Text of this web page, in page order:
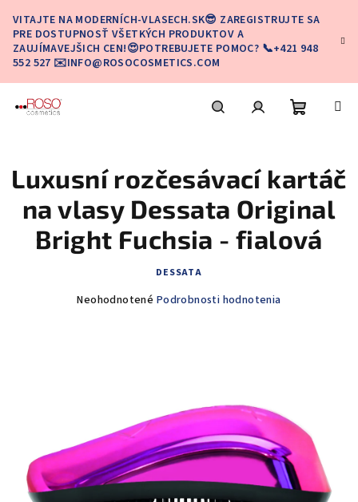
obsah
VITAJTE NA MODERNÍCH-VLASECH.SK😎 ZAREGISTRUJTE SA
PRE DOSTUPNOSŤ VŠETKÝCH PRODUKTOV A
ZAUJÍMAVEJŠICH CEN!😍POTREBUJETE POMOC? 📞+421 948
552 527 ✉️INFO@ROSOCOSMETICS.COM
košík
Luxusní rozčesávací kartáč
na vlasy Dessata Original
Bright Fuchsia - fialová
DESSATA
Priemerné
Neohodnotené Podrobnosti hodnotenia